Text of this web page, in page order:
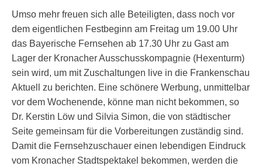
Umso mehr freuen sich alle Beteiligten, dass noch vor
dem eigentlichen Festbeginn am Freitag um 19.00 Uhr
das Bayerische Fernsehen ab 17.30 Uhr zu Gast am
Lager der Kronacher Ausschusskompagnie (Hexenturm)
sein wird, um mit Zuschaltungen live in die Frankenschau
Aktuell zu berichten. Eine schönere Werbung, unmittelbar
vor dem Wochenende, könne man nicht bekommen, so
Dr. Kerstin Löw und Silvia Simon, die von städtischer
Seite gemeinsam für die Vorbereitungen zuständig sind.
Damit die Fernsehzuschauer einen lebendigen Eindruck
vom Kronacher Stadtspektakel bekommen, werden die